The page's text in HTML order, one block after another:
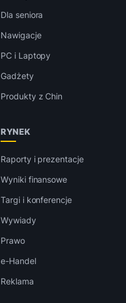
Dla seniora
Nawigacje
PC i Laptopy
Gadżety
Produkty z Chin
RYNEK
Raporty i prezentacje
Wyniki finansowe
Targi i konferencje
Wywiady
Prawo
e-Handel
Reklama